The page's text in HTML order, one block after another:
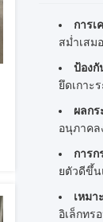
การเ
สม่ำเสม
ป้องกั
ยึดเกาะ
ผลก
อนุภาคล
การ
ยตัวดีขึ้น
เหม
อิเล็กทร